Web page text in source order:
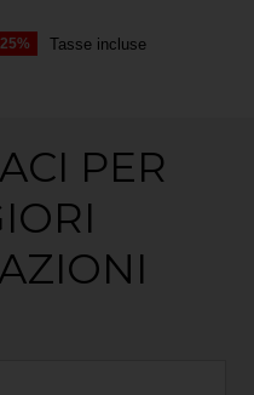
Tasse incluse
PER